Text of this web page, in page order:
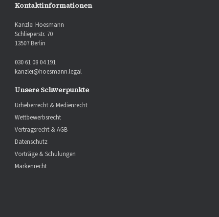
Kontaktinformationen
Kanzlei Hoesmann
Schlieperstr. 70
13507 Berlin
030 61 08 04 191
kanzlei@hoesmann.legal
Unsere Schwerpunkte
Urheberrecht & Medienrecht
Wettbewerbsrecht
Vertragsrecht & AGB
Datenschutz
Vorträge & Schulungen
Markenrecht